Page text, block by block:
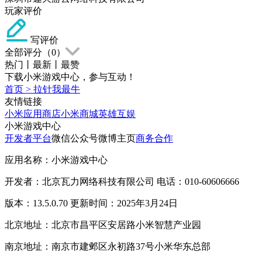
玩家评价
写评价
全部评分（0）
热门
最新
最赞
下载小米游戏中心，参与互动！
首页 > 拉针我最牛
友情链接
小米应用商店小米商城英雄互娱
小米游戏中心
开发者平台微信公众号微博主页商务合作
应用名称：小米游戏中心
开发者：北京瓦力网络科技有限公司 电话：010-60606666
版本：13.5.0.70 更新时间：2025年3月24日
北京地址：北京市昌平区安居路小米智慧产业园
南京地址：南京市建邺区永初路37号小米华东总部